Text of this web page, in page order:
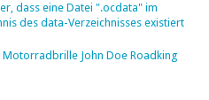
dass eine Datei ".ocdata" im
des data-Verzeichnisses existiert
John Doe Roadking